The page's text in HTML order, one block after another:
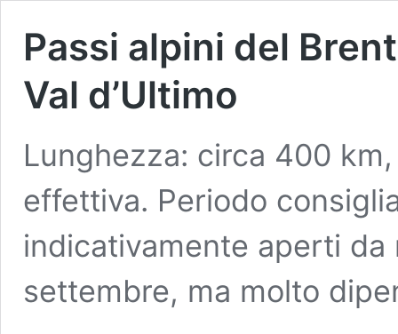
Passi alpini del
Val d’Ultimo
Lunghezza: circa 400
effettiva. Periodo
indicativamente aperti
settembre, ma molto